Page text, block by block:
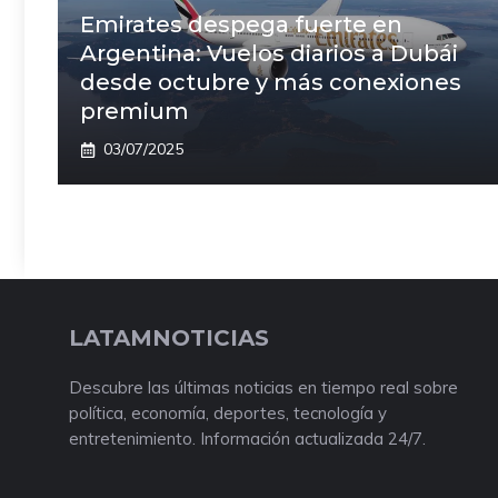
Emirates despega fuerte en
Argentina: Vuelos diarios a Dubái
desde octubre y más conexiones
premium
03/07/2025
LATAMNOTICIAS
Descubre las últimas noticias en tiempo real sobre
política, economía, deportes, tecnología y
entretenimiento. Información actualizada 24/7.